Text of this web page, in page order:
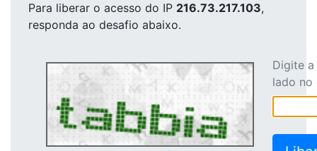
Para liberar o acesso do IP 216.73.217.103,
responda ao desafio abaixo.
Digite
lado no